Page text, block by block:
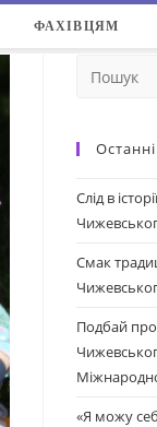
ФАХІВЦЯМ
Слід в
Смак
Подбай про
«Я можу